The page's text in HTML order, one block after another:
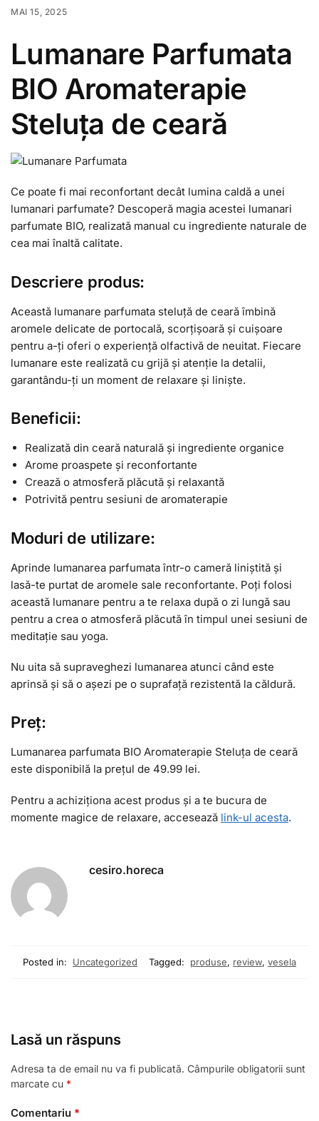
MAI 15, 2025
Lumanare Parfumata
BIO Aromaterapie
Steluța de ceară
Ce poate fi mai reconfortant decât lumina caldă a unei
lumanari parfumate? Descoperă magia acestei lumanari
parfumate BIO, realizată manual cu ingrediente naturale de
cea mai înaltă calitate.
Descriere produs:
Această lumanare parfumata steluță de ceară îmbină
aromele delicate de portocală, scorțișoară și cuișoare
pentru a-ți oferi o experiență olfactivă de neuitat. Fiecare
lumanare este realizată cu grijă și atenție la detalii,
garantându-ți un moment de relaxare și liniște.
Beneficii:
Realizată din ceară naturală și ingrediente organice
Arome proaspete și reconfortante
Crează o atmosferă plăcută și relaxantă
Potrivită pentru sesiuni de aromaterapie
Moduri de utilizare:
Aprinde lumanarea parfumata într-o cameră liniștită și
lasă-te purtat de aromele sale reconfortante. Poți folosi
această lumanare pentru a te relaxa după o zi lungă sau
pentru a crea o atmosferă plăcută în timpul unei sesiuni de
meditație sau yoga.
Nu uita să supraveghezi lumanarea atunci când este
aprinsă și să o așezi pe o suprafață rezistentă la căldură.
Preț:
Lumanarea parfumata BIO Aromaterapie Steluța de ceară
este disponibilă la prețul de 49.99 lei.
Pentru a achiziționa acest produs și a te bucura de
momente magice de relaxare, accesează link-ul acesta.
cesiro.horeca
Posted in: Uncategorized Tagged: produse, review, vesela
Lasă un răspuns
Adresa ta de email nu va fi publicată. Câmpurile obligatorii sunt
marcate cu *
Comentariu *